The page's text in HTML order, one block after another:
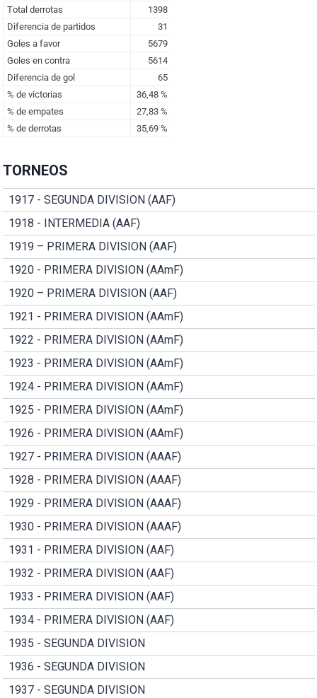
TORNEOS
1917 - SEGUNDA DIVISION (AAF)
1918 - INTERMEDIA (AAF)
1919 – PRIMERA DIVISION (AAF)
1920 - PRIMERA DIVISION (AAmF)
1920 – PRIMERA DIVISION (AAF)
1921 - PRIMERA DIVISION (AAmF)
1922 - PRIMERA DIVISION (AAmF)
1923 - PRIMERA DIVISION (AAmF)
1924 - PRIMERA DIVISION (AAmF)
1925 - PRIMERA DIVISION (AAmF)
1926 - PRIMERA DIVISION (AAmF)
1927 - PRIMERA DIVISION (AAAF)
1928 - PRIMERA DIVISION (AAAF)
1929 - PRIMERA DIVISION (AAAF)
1930 - PRIMERA DIVISION (AAAF)
1931 - PRIMERA DIVISION (AAF)
1932 - PRIMERA DIVISION (AAF)
1933 - PRIMERA DIVISION (AAF)
1934 - PRIMERA DIVISION (AAF)
1935 - SEGUNDA DIVISION
1936 - SEGUNDA DIVISION
1937 - SEGUNDA DIVISION